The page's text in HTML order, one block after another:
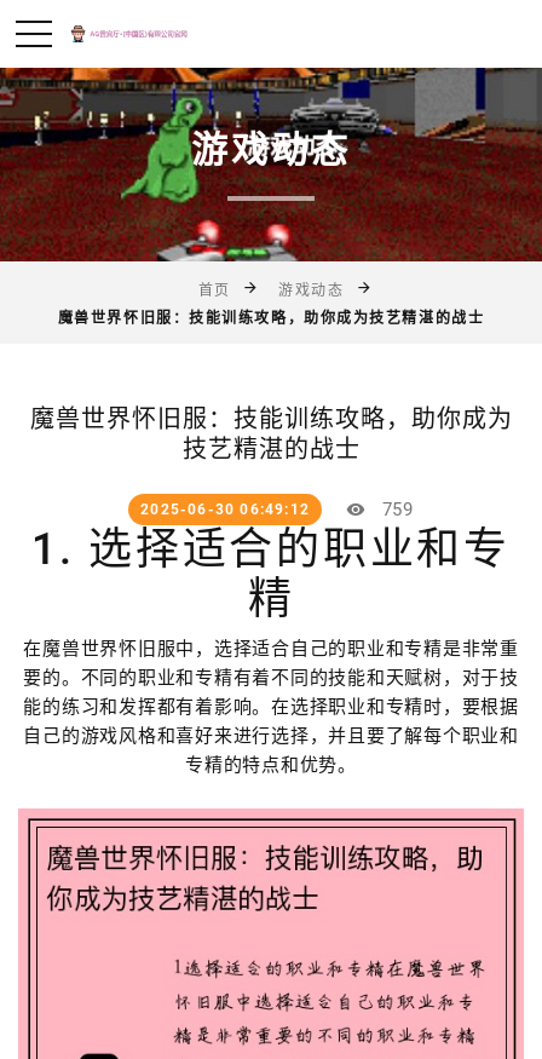
游戏动态
首页
游戏动态
魔兽世界怀旧服：技能训练攻略，助你成为技艺精湛的战士
魔兽世界怀旧服：技能训练攻略，助你成为
技艺精湛的战士
2025-06-30 06:49:12 759
1. 选择适合的职业和专
精
在魔兽世界怀旧服中，选择适合自己的职业和专精是非常重
要的。不同的职业和专精有着不同的技能和天赋树，对于技
能的练习和发挥都有着影响。在选择职业和专精时，要根据
自己的游戏风格和喜好来进行选择，并且要了解每个职业和
专精的特点和优势。